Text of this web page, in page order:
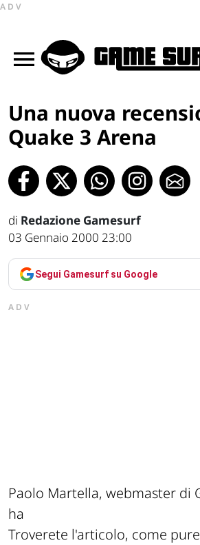
ADV
Una nuova
Quake 3 Arena
di Redazione Gamesurf
03 Gennaio 2000 23:00
Segui Gamesurf su Google
ADV
Paolo Martella, webmaster di
ha
Troverete l'articolo, come